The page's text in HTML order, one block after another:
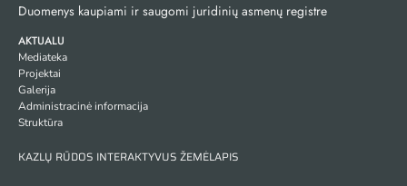
Duomenys kaupiami ir saugomi juridinių asmenų registre
AKTUALU
Mediateka
Projektai
Galerija
Administracinė informacija
Struktūra
KAZLŲ RŪDOS INTERAKTYVUS ŽEMĖLAPIS